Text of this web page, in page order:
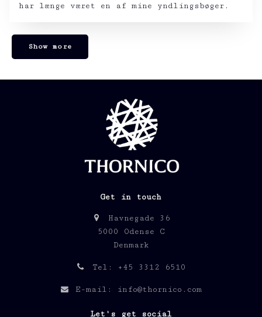
har længe været en af mine yndlingsbøger.
Show more
Get in touch
Havnegade 36
5000 Odense C
Denmark
Tel: +45 3312 6510
E-mail: info@thornico.com
Let's get social